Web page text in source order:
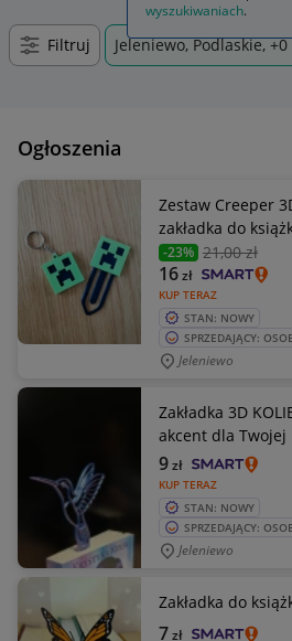
Filtruj Jeleniewo, Podlaskie,
Ogłoszenia
Zestaw Creeper
zakładka do
-23% 21,00 zł
KUP TERAZ
16zł
STAN: NOWY
SPRZEDAJĄCY:
Jeleniewo
Zakładka 3D
akcent dla Twojej
KUP TERAZ
9zł
STAN: NOWY
SPRZEDAJĄCY:
Jeleniewo
Zakładka do
7zł
wyszukiwaniach.